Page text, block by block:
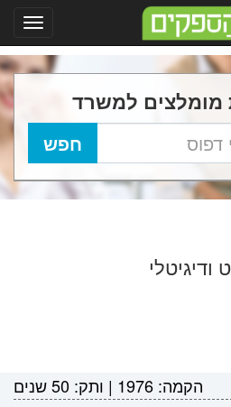
מומלצים למשרד
הקמה: 1976
| ותק: 50 שנים